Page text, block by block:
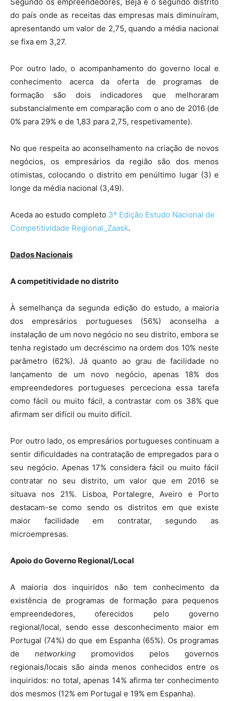
do país onde as receitas das empresas mais diminuíram,
apresentando um valor de 2,75, quando a média nacional
se fixa em 3,27.
Por outro lado, o acompanhamento do governo local e
conhecimento acerca da oferta de programas de
formação são dois indicadores que melhoraram
substancialmente em comparação com o ano de 2016 (de
0% para 29% e de 1,83 para 2,75, respetivamente).
No que respeita ao aconselhamento na criação de novos
negócios, os empresários da região são dos menos
otimistas, colocando o distrito em penúltimo lugar (3) e
longe da média nacional (3,49).
Aceda ao estudo completo 3º Edição Estudo Nacional de
Competitividade Regional_Zaask.
Dados Nacionais
A competitividade no distrito
À semelhança da segunda edição do estudo, a maioria
dos empresários portugueses (56%) aconselha a
instalação de um novo negócio no seu distrito, embora se
tenha registado um decréscimo na ordem dos 10% neste
parâmetro (62%). Já quanto ao grau de facilidade no
lançamento de um novo negócio, apenas 18% dos
empreendedores portugueses perceciona essa tarefa
como fácil ou muito fácil, a contrastar com os 38% que
afirmam ser difícil ou muito difícil.
Por outro lado, os empresários portugueses continuam a
sentir dificuldades na contratação de empregados para o
seu negócio. Apenas 17% considera fácil ou muito fácil
contratar no seu distrito, um valor que em 2016 se
situava nos 21%. Lisboa, Portalegre, Aveiro e Porto
destacam-se como sendo os distritos em que existe
maior facilidade em contratar, segundo as
microempresas.
Apoio do Governo Regional/Local
A maioria dos inquiridos não tem conhecimento da
existência de programas de formação para pequenos
empreendedores, oferecidos pelo governo
regional/local, sendo esse desconhecimento maior em
Portugal (74%) do que em Espanha (65%). Os programas
de networking promovidos pelos governos
regionais/locais são ainda menos conhecidos entre os
inquiridos: no total, apenas 14% afirma ter conhecimento
dos mesmos (12% em Portugal e 19% em Espanha).